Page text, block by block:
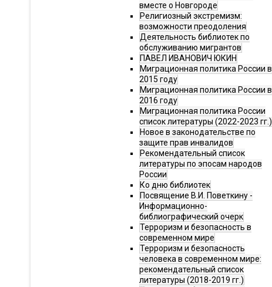
вместе о Новгороде
Религиозный экстремизм:
возможности преодоления
Деятельность библиотек по
обслуживанию мигрантов
ПАВЕЛ ИВАНОВИЧ ЮКИН
Миграционная политика России в
2015 году
Миграционная политика России в
2016 году
Миграционная политика России
список литературы (2022-2023 гг.)
Новое в законодательстве по
защите прав инвалидов
Рекомендательный список
литературы по эпосам народов
России
Ко дню библиотек
Посвящение В.И. Поветкину -
Информационно-
библиографический очерк
Терроризм и безопасность в
современном мире
Терроризм и безопасность
человека в современном мире:
рекомендательный список
литературы (2018-2019 гг.)